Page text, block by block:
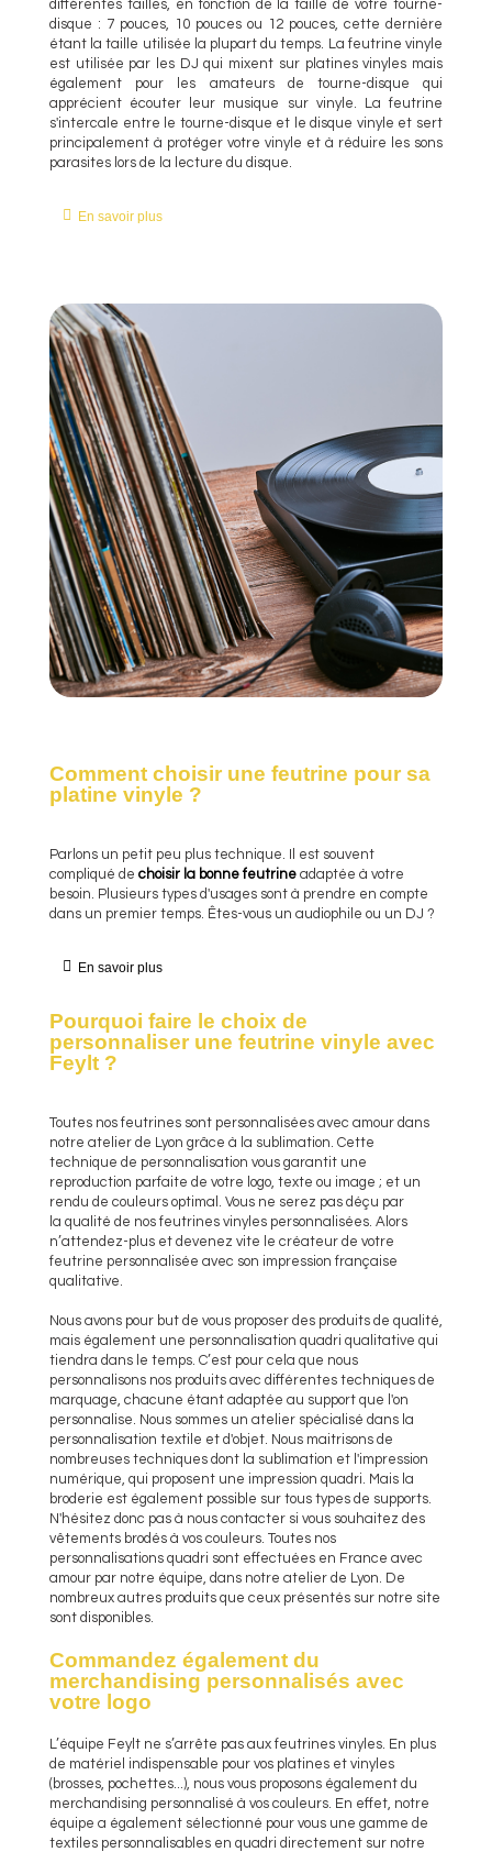
différentes tailles, en fonction de la taille de votre tourne-
disque : 7 pouces, 10 pouces ou 12 pouces, cette dernière
étant la taille utilisée la plupart du temps. La feutrine vinyle
est utilisée par les DJ qui mixent sur platines vinyles mais
également pour les amateurs de tourne-disque qui
apprécient écouter leur musique sur vinyle. La feutrine
s'intercale entre le tourne-disque et le disque vinyle et sert
principalement à protéger votre vinyle et à réduire les sons
parasites lors de la lecture du disque.
En savoir plus
Comment choisir une feutrine pour sa
platine vinyle ?
Parlons un petit peu plus technique. Il est souvent
compliqué de choisir la bonne feutrine adaptée à votre
besoin. Plusieurs types d'usages sont à prendre en compte
dans un premier temps. Êtes-vous un audiophile ou un DJ ?
En savoir plus
Pourquoi faire le choix de
personnaliser une feutrine vinyle avec
Feylt ?
Toutes nos feutrines sont personnalisées avec amour dans
notre atelier de Lyon grâce à la sublimation. Cette
technique de personnalisation vous garantit une
reproduction parfaite de votre logo, texte ou image ; et un
rendu de couleurs optimal. Vous ne serez pas déçu par
la qualité de nos feutrines vinyles personnalisées. Alors
n’attendez-plus et devenez vite le créateur de votre
feutrine personnalisée avec son impression française
qualitative.
Nous avons pour but de vous proposer des produits de qualité,
mais également une personnalisation quadri qualitative qui
tiendra dans le temps. C’est pour cela que nous
personnalisons nos produits avec différentes techniques de
marquage, chacune étant adaptée au support que l'on
personnalise. Nous sommes un atelier spécialisé dans la
personnalisation textile et d'objet. Nous maitrisons de
nombreuses techniques dont la sublimation et l'impression
numérique, qui proposent une impression quadri. Mais la
broderie est également possible sur tous types de supports.
N'hésitez donc pas à nous contacter si vous souhaitez des
vêtements brodés à vos couleurs. Toutes nos
personnalisations quadri sont effectuées en France avec
amour par notre équipe, dans notre atelier de Lyon. De
nombreux autres produits que ceux présentés sur notre site
sont disponibles.
Commandez également du
merchandising personnalisés avec
votre logo
L’équipe Feylt ne s’arrête pas aux feutrines vinyles. En plus
de matériel indispensable pour vos platines et vinyles
(brosses, pochettes...), nous vous proposons également du
merchandising personnalisé à vos couleurs. En effet, notre
équipe a également sélectionné pour vous une gamme de
textiles personnalisables en quadri directement sur notre